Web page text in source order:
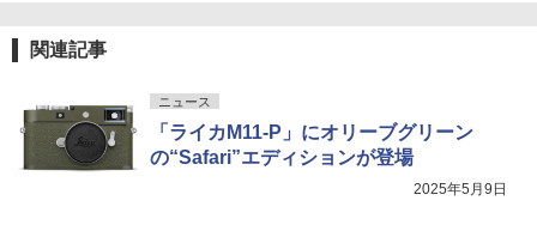
関連記事
ニュース
「ライカM11-P」にオリーブグリーン
の“Safari”エディションが登場
2025年5月9日